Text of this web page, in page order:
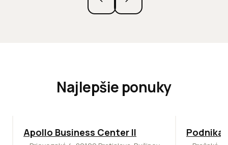
Najlepšie ponuky
TOP NOVINKA ODPORÚČAME
Apollo Business Center II